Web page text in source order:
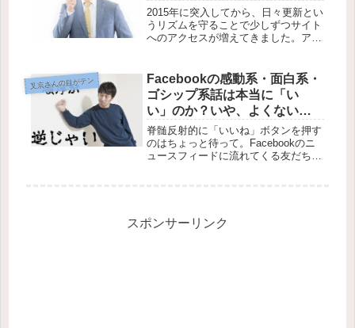
2015年に突入してから、日々更新とい
うリズムを守ることで少しずつサイト
へのアクセスが増えてきました。アク
シェアされるかというところだと思い
ます。このサイトへのアクセスは...
叉京さんの目がテン
Facebookの感動系・面白系・
ゴシップ系話は本当に「い
い」のか？いや、よくないだ
ろう
脊髄反射的に「いいね」ボタンを押す
のはちょっと待って。Facebookのニ
ュースフィードに流れてくる友だちの
スポンサーリンク